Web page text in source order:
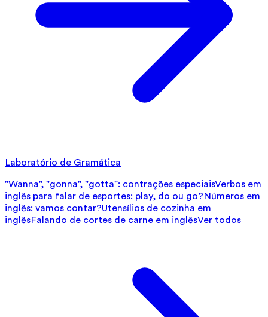
Laboratório de Gramática
"Wanna", "gonna", "gotta": contrações especiaisVerbos em
inglês para falar de esportes: play, do ou go?Números em
inglês: vamos contar?Utensílios de cozinha em
inglêsFalando de cortes de carne em inglêsVer todos